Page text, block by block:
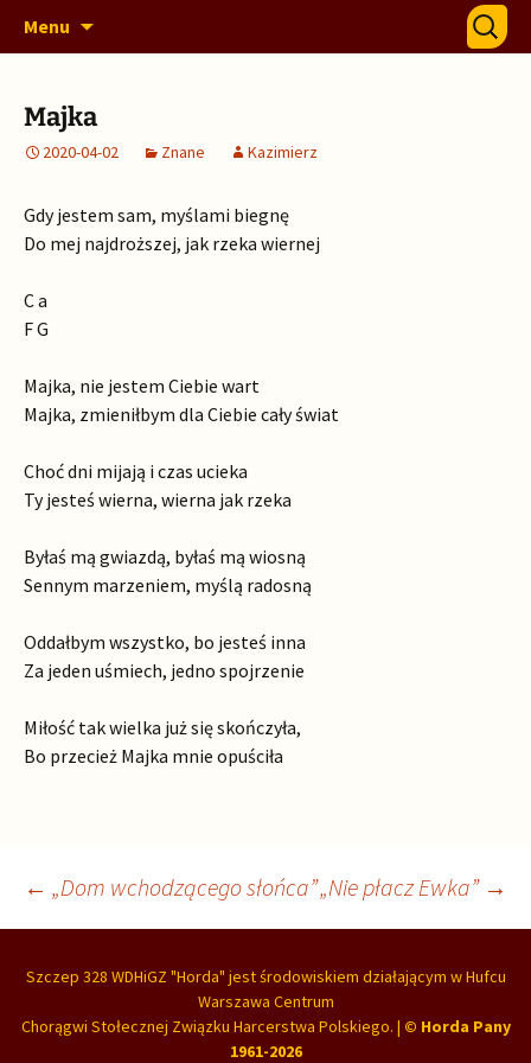
328 Horda
Szczep 328 Warszawskich Drużyn Harcerskich
i Gromad Zuchowych "Horda"
Menu Szukaj:
Majka
2020-04-02 Znane Kazimierz
Gdy jestem sam, myślami biegnę
Do mej najdroższej, jak rzeka wiernej
C a
F G
Majka, nie jestem Ciebie wart
Majka, zmieniłbym dla Ciebie cały świat
Choć dni mijają i czas ucieka
Ty jesteś wierna, wierna jak rzeka
Byłaś mą gwiazdą, byłaś mą wiosną
Sennym marzeniem, myślą radosną
Oddałbym wszystko, bo jesteś inna
Za jeden uśmiech, jedno spojrzenie
Miłość tak wielka już się skończyła,
Bo przecież Majka mnie opuściła
Nawigacja
wpisu
← „Dom wchodzącego słońca”„Nie płacz Ewka” →
Szczep 328 WDHiGZ "Horda" jestśrodowiskiem działającym wHufcu
Warszawa Centrum
Chorągwi Stołecznej Związku Harcerstwa Polskiego. | © Horda Pany
1961-2026